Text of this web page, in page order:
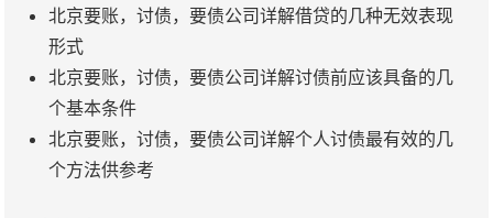
北京要账，讨债，要债公司详解借贷的几种无效表现
形式
北京要账，讨债，要债公司详解讨债前应该具备的几
个基本条件
北京要账，讨债，要债公司详解个人讨债最有效的几
个方法供参考